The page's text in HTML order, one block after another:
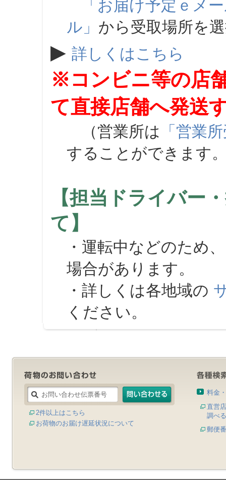
「お届け予定ｅメ
ル」 から受取場所を
▶ 詳しくはこちら
※コンビニ等の店
て直接店舗へ発送
（営業所は 「営業
することができます
【担当ドライバー
て】
・運転中などのため
場合があります。
・詳しくは各地域の
ください。
2件以上はこちら
お荷物のお届け遅延状況について
料金
直営
調べる
郵便